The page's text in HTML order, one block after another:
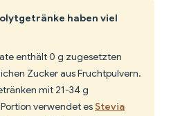
haben viel
enthält 0 g zugesetzten
Zucker aus Fruchtpulvern.
mit 21-34 g
verwendet esStevia